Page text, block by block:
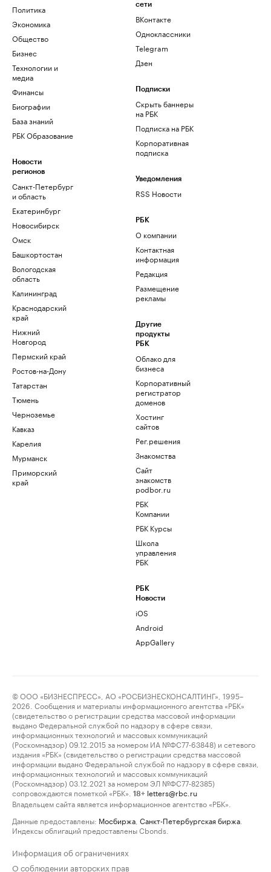
Политика
Экономика
Общество
Бизнес
Технологии и
медиа
Финансы
Биографии
База знаний
РБК Образование
Новости
регионов
Санкт-Петербург
и область
Екатеринбург
Новосибирск
Омск
Башкортостан
Вологодская
область
Калининград
Краснодарский
край
Нижний
Новгород
Пермский край
Ростов-на-Дону
Татарстан
Тюмень
Черноземье
Кавказ
Карелия
Мурманск
Приморский
край
сети
ВКонтакте
Одноклассники
Telegram
Дзен
Подписки
Скрыть баннеры
на РБК
Подписка на РБК
Корпоративная
подписка
Уведомления
RSS Новости
РБК
О компании
Контактная
информация
Редакция
Размещение
рекламы
Другие
продукты
РБК
Облако для
бизнеса
Корпоративный
регистратор
доменов
Хостинг
сайтов
Рег.решения
Знакомства
Сайт
знакомств
podbor.ru
РБК
Компании
РБК Курсы
Школа
управления
РБК
РБК
Новости
iOS
Android
AppGallery
© ООО «БИЗНЕСПРЕСС», АО «РОСБИЗНЕСКОНСАЛТИНГ», 1995–
2026. Сообщения и материалы информационного агентства «РБК»
(свидетельство о регистрации средства массовой информации
выдано Федеральной службой по надзору в сфере связи,
информационных технологий и массовых коммуникаций
(Роскомнадзор) 09.12.2015 за номером ИА №ФС77-63848) и сетевого
издания «РБК» (свидетельство о регистрации средства массовой
информации выдано Федеральной службой по надзору в сфере связи,
информационных технологий и массовых коммуникаций
(Роскомнадзор) 03.12.2021 за номером ЭЛ №ФС77-82385)
сопровождаются пометкой «РБК».
18+ letters@rbc.ru
Владельцем сайта является информационное агентство «РБК».
Данные предоставлены: Мосбиржа Санкт-Петербургская биржа
Индексы облигаций предоставлены Cbonds.
Информация об ограничениях
О соблюдении авторских прав